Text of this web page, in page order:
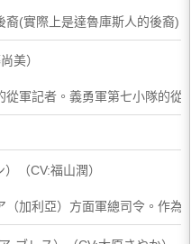
(實際上是達魯庫斯人的後裔)
美）
軍記者。義勇軍第七小隊的
）（CV:福山潤）
（加利亞）方面軍總司令。作